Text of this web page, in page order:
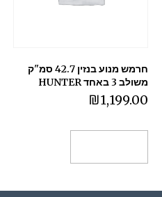
חרמש מנוע בנזין 42.7 סמ"ק
משולב 3 באחד HUNTER
₪1,199.00